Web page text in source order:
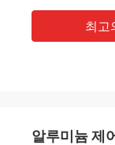
최고
알루미늄 제